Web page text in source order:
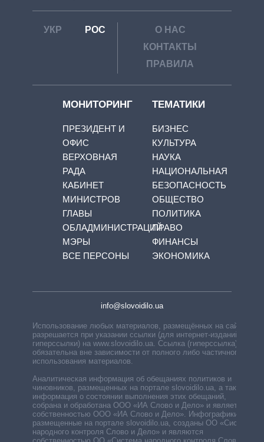
УКР РОС
О НАС
КОНТАКТЫ
ПРАВИЛА
МОНИТОРИНГ
ПРЕЗИДЕНТ И
ОФИС
ВЕРХОВНАЯ
РАДА
КАБИНЕТ
МИНИСТРОВ
ГЛАВЫ
ОБЛАДМИНИСТРАЦИЙ
МЭРЫ
ВСЕ ПЕРСОНЫ
ТЕМАТИКИ
БИЗНЕС
КУЛЬТУРА
НАУКА
НАЦИОНАЛЬНАЯ
БЕЗОПАСНОСТЬ
ОБЩЕСТВО
ПОЛИТИКА
ПРАВО
ФИНАНСЫ
ЭКОНОМИКА
info@slovoidilo.ua
Использование любых материалов, размещённых на сайте,
разрешается при указании ссылки (для интернет-изданий —
гиперссылки) на www.slovoidilo.ua. Ссылка (гиперссылка)
обязательна вне зависимости от полного либо частичного
использования материалов.
Аналитическая информация об обещаниях политиков и
чиновников, размещенных на портале slovoidilo.ua, а также
информация о состоянии выполнения этих обещаний,
собрана и обработана ООО «ИА Слово и Дело» и является
собственностью ООО «ИА Слово и Дело». Инфографики,
размещенные на портале slovoidilo.ua, созданы ОО «Система
народного контроля Слово и Дело» и являются